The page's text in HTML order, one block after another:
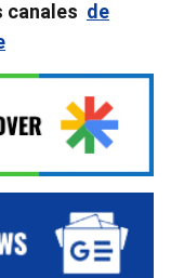
canales de